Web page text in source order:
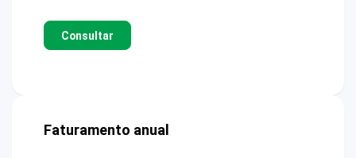
Consultar
Faturamento anual